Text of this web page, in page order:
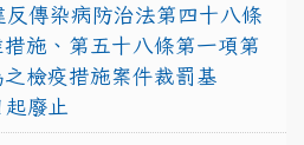
傳染病防治法第四十八條
施、第五十八條第一項第
檢疫措施案件裁罰基
廢止